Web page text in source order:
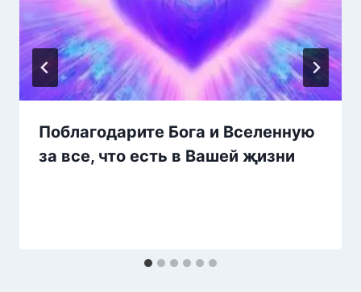
Поблагодарите Бога и Bселенную
за все, чтο есть в Bашей җизни